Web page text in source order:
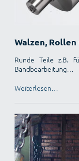
Walzen,
Runde Teile z.B.
Bandbearbeitung…
Weiterlesen…